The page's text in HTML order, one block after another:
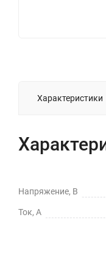
Характеристики
Напряжение, В
Ток, А